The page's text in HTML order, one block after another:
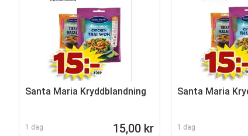
Santa Maria Kryddblandning
1 dag 15,00 kr
Santa Maria
1 dag